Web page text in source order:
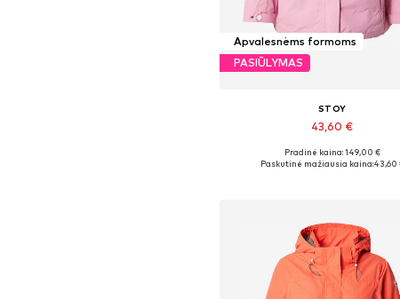
Apvalesnėms formoms
PASIŪLYMAS
STOY
43,60 €
Galimi dydžiai: L, L-XL, XL
Pradinė kaina: 149,00 €
Paskutinė mažiausia kaina:43,60